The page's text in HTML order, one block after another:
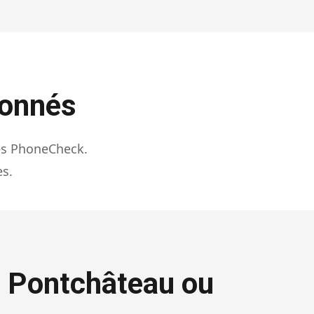
PhoneCheck.
Pontchâteau ou